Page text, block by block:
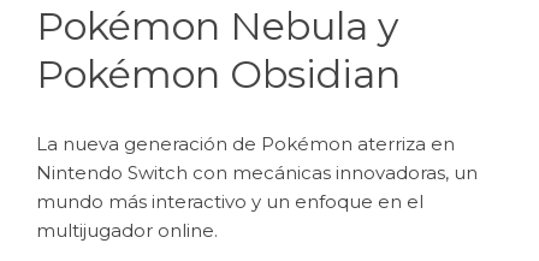
Pokémon Nebula y
Pokémon Obsidian
La nueva generación de Pokémon aterriza en
Nintendo Switch con mecánicas innovadoras, un
mundo más interactivo y un enfoque en el
multijugador online.